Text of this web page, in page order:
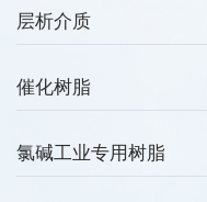
层析介质
催化树脂
氯碱工业专用树脂